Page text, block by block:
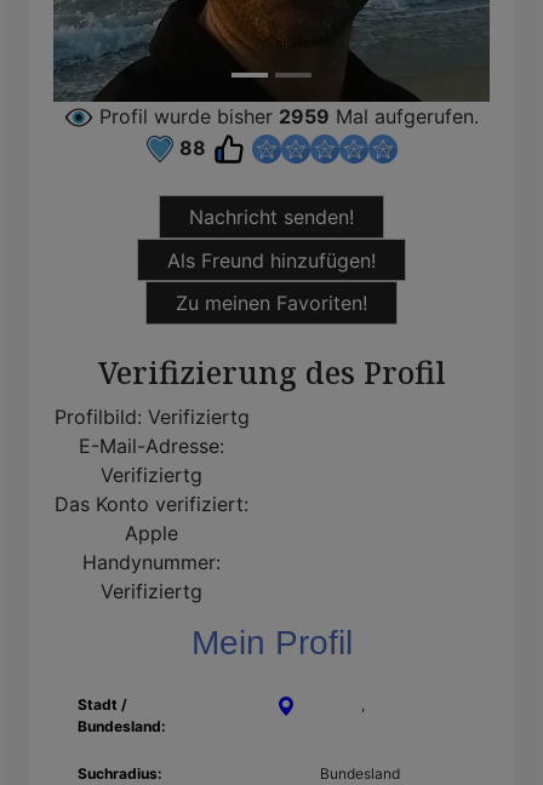
Profil wurde bisher 2959 Mal aufgerufen.
88
Nachricht senden!
Als Freund hinzufügen!
Zu meinen Favoriten!
Verifizierung des Profil
Profilbild: Verifiziertg
E-Mail-Adresse:
Verifiziertg
Das Konto verifiziert:
Apple
Handynummer:
Verifiziertg
Mein Profil
Stadt /
Bundesland:
,
Suchradius: Bundesland